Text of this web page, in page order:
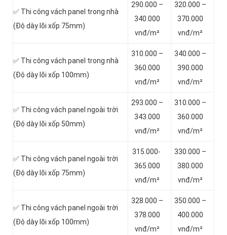
✅ Thi công vách panel trong nhà
(Độ dày lõi xốp 75mm)
290.000 –
340.000
vnđ/m²
320.000 –
370.000
vnđ/m²
✅ Thi công vách panel trong nhà
(Độ dày lõi xốp 100mm)
310.000 –
360.000
vnđ/m²
340.000 –
390.000
vnđ/m²
✅ Thi công vách panel ngoài trời
(Độ dày lõi xốp 50mm)
293.000 –
343.000
vnđ/m²
310.000 –
360.000
vnđ/m²
✅ Thi công vách panel ngoài trời
(Độ dày lõi xốp 75mm)
315.000-
365.000
vnđ/m²
330.000 –
380.000
vnđ/m²
✅ Thi công vách panel ngoài trời
(Độ dày lõi xốp 100mm)
328.000 –
378.000
vnđ/m²
350.000 –
400.000
vnđ/m²